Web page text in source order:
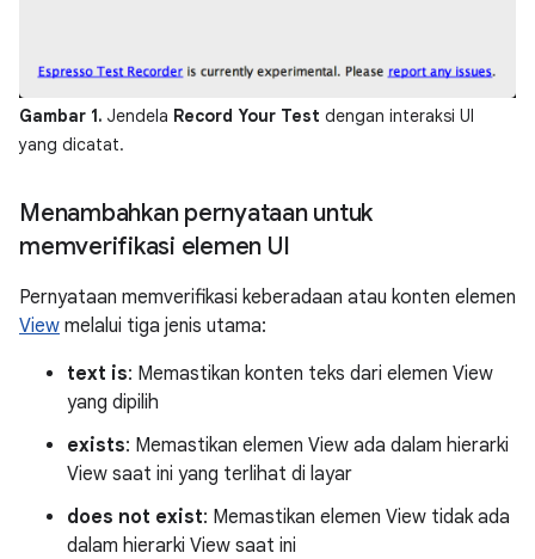
Gambar 1. Jendela Record Your Test dengan interaksi UI
yang dicatat.
Menambahkan pernyataan untuk
memverifikasi elemen UI
Pernyataan memverifikasi keberadaan atau konten elemen
View melalui tiga jenis utama:
text is: Memastikan konten teks dari elemen View
yang dipilih
exists: Memastikan elemen View ada dalam hierarki
View saat ini yang terlihat di layar
does not exist: Memastikan elemen View tidak ada
dalam hierarki View saat ini